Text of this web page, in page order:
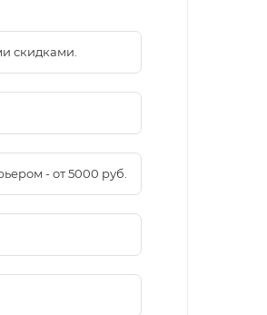
скидками.
- от 5000 руб.